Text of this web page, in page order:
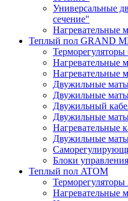
Универсальные
сечение"
Нагревательные
Теплый пол GRAND
Нагревательные
Нагревательные
Двужильные
Двужильные
Двужильный
Двужильные
Нагревательные
Двужильные
Блоки
Теплый пол ATOM
Нагревательные